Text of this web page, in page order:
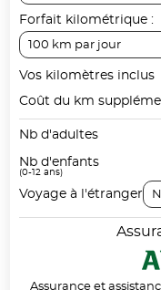
Forfait kilométrique :
Vos kilomètres inclus
Coût du km
Nb d'adultes
Nb d'enfants
(0-12 ans)
Voyage à l'étranger
Assurance et